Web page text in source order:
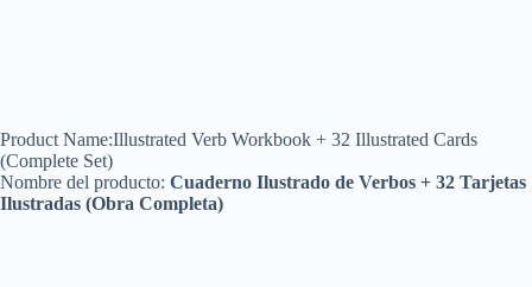
Product Name:Illustrated Verb Workbook + 32 Illustrated Cards
(Complete Set)
Nombre del producto: Cuaderno Ilustrado de Verbos + 32 Tarjetas
Ilustradas (Obra Completa)